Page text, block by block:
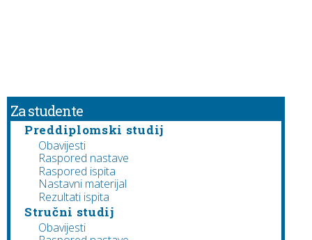
Za studente
Preddiplomski studij
Obavijesti
Raspored nastave
Raspored ispita
Nastavni materijal
Rezultati ispita
Stručni studij
Obavijesti